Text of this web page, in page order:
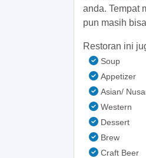
anda. Tempat
pun masih
Restoran ini
Soup
Appetizer
Asian/
Western
Dessert
Brew
Craft Beer